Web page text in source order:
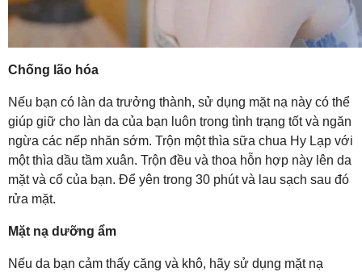
Chống lão hóa
Nếu bạn có làn da trưởng thành, sử dụng mặt nạ này có thể
giúp giữ cho làn da của bạn luôn trong tình trạng tốt và ngăn
ngừa các nếp nhăn sớm. Trộn một thìa sữa chua Hy Lạp với
một thìa dầu tầm xuân. Trộn đều và thoa hỗn hợp này lên da
mặt và cổ của bạn. Để yên trong 30 phút và lau sạch sau đó
rửa mặt.
Mặt nạ dưỡng ẩm
Nếu da bạn cảm thấy căng và khô, hãy sử dụng mặt nạ